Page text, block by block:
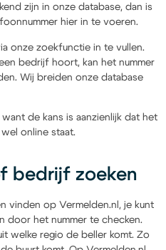
zijn in onze database, dan is
hier in te voeren.
onze zoekfunctie in te vullen.
bedrijf hoort, kan het nummer
Wij breiden onze database
de kans is aanzienlijk dat het
online staat.
bedrijf zoeken
vinden op Vermelden.nl, je kunt
door het nummer te checken.
welke regio de beller komt. Zo